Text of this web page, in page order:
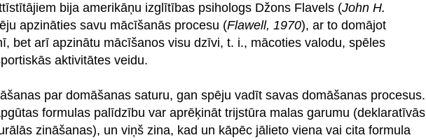
bija amerikāņu izglītības psihologs Džons Flavels (John H.
apzināties savu mācīšanās procesu (Flawell, 1970), ar to domājot
bet arī apzinātu mācīšanos visu dzīvi, t. i., mācoties valodu, spēles
aktivitātes veidu.
par domāšanas saturu, gan spēju vadīt savas domāšanas procesus.
formulas palīdzību var aprēķināt trijstūra malas garumu (deklaratīvās
zināšanas), un viņš zina, kad un kāpēc jālieto viena vai cita formula